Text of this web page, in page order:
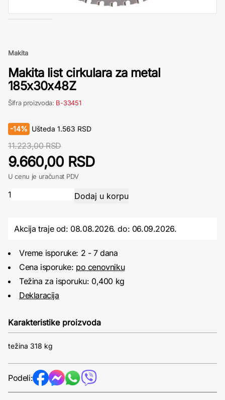
Makita
Makita list cirkulara za metal
185x30x48Z
Šifra proizvoda: B-33451
-14% Ušteda 1.563 RSD
11.223,00 RSD
9.660,00 RSD
U cenu je uračunat PDV
Akcija traje od: 08.08.2026.do: 06.09.2026.
Vreme isporuke: 2 - 7 dana
Cena isporuke: po cenovniku
Težina za isporuku: 0,400 kg
Deklaracija
Karakteristike proizvoda
težina 318 kg
Podeli: